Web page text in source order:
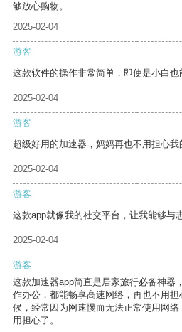
够放心购物。
2025-02-04
游客
这款软件的操作非常简单，即使是小白也
2025-02-04
游客
超级好用的加速器，妈妈再也不用担心我
2025-02-04
游客
这款app就像我的社交平台，让我能够与
2025-02-04
游客
这款加速器app简直是居家旅行必备神器
作办公，都能畅享高速网络，再也不用
候，经常因为网速慢而无法正常使用网
用担心了。